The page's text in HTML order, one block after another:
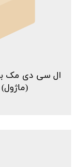
(ماژول) 2011-2010 مدل A1370